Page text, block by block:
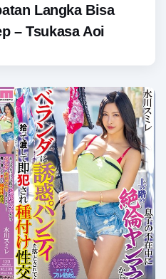
Langka Bisa
– Tsukasa Aoi